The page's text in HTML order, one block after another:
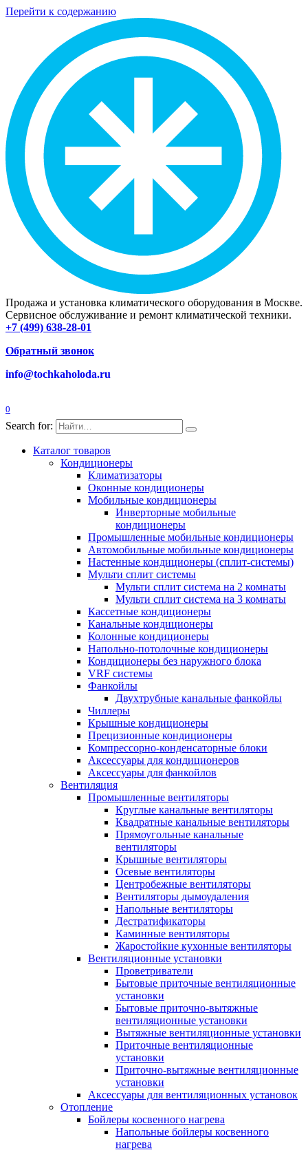
Перейти к содержанию
Продажа и установка климатического оборудования в Москве.
Сервисное обслуживание и ремонт климатической техники.
+7 (499) 638-28-01
Обратный звонок
info@tochkaholoda.ru
0
Search for:
Каталог товаров
Кондиционеры
Климатизаторы
Оконные кондиционеры
Мобильные кондиционеры
Инверторные мобильные
кондиционеры
Промышленные мобильные кондиционеры
Автомобильные мобильные кондиционеры
Настенные кондиционеры (сплит-системы)
Мульти сплит системы
Мульти сплит система на 2 комнаты
Мульти сплит система на 3 комнаты
Кассетные кондиционеры
Канальные кондиционеры
Колонные кондиционеры
Напольно-потолочные кондиционеры
Кондиционеры без наружного блока
VRF системы
Фанкойлы
Двухтрубные канальные фанкойлы
Чиллеры
Крышные кондиционеры
Прецизионные кондиционеры
Компрессорно-конденсаторные блоки
Аксессуары для кондиционеров
Аксессуары для фанкойлов
Вентиляция
Промышленные вентиляторы
Круглые канальные вентиляторы
Квадратные канальные вентиляторы
Прямоугольные канальные
вентиляторы
Крышные вентиляторы
Осевые вентиляторы
Центробежные вентиляторы
Вентиляторы дымоудаления
Напольные вентиляторы
Дестратификаторы
Каминные вентиляторы
Жаростойкие кухонные вентиляторы
Вентиляционные установки
Проветриватели
Бытовые приточные вентиляционные
установки
Бытовые приточно-вытяжные
вентиляционные установки
Вытяжные вентиляционные установки
Приточные вентиляционные
установки
Приточно-вытяжные вентиляционные
установки
Аксессуары для вентиляционных установок
Отопление
Бойлеры косвенного нагрева
Напольные бойлеры косвенного
нагрева